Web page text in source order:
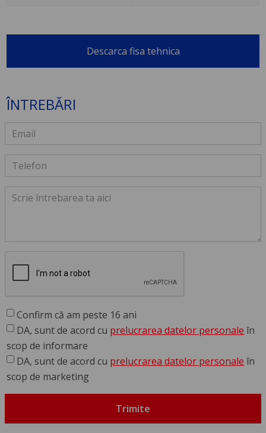
Descarca fisa tehnica
ÎNTREBĂRI
Confirm că am peste 16 ani
DA, sunt de acord cu prelucrarea datelor personale în
scop de informare
DA, sunt de acord cu prelucrarea datelor personale în
scop de marketing
Trimite